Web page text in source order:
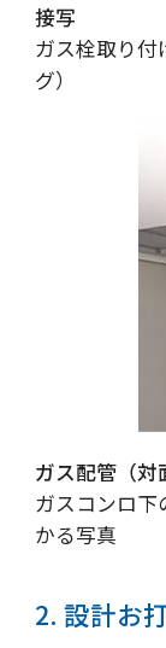
接写
ガス栓取り付
グ）
ガス配管（対
ガスコンロ下
かる写真
2. 設計お